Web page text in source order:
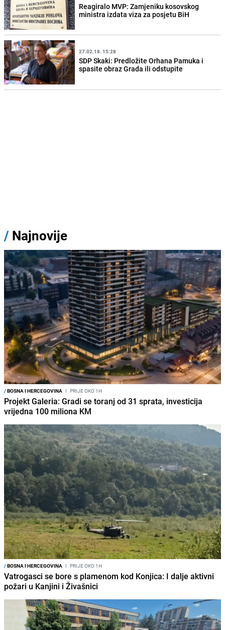
Reagiralo MVP: Zamjeniku kosovskog
ministra izdata viza za posjetu BiH
27.02.18. 15:28
SDP Skaki: Predložite Orhana Pamuka i
spasite obraz Grada ili odstupite
/ Najnovije
/BOSNA I HERCEGOVINA I PRIJE OKO 1H
Projekt Galeria: Gradi se toranj od 31 sprata, investicija
vrijedna 100 miliona KM
/BOSNA I HERCEGOVINA I PRIJE OKO 1H
Vatrogasci se bore s plamenom kod Konjica: I dalje aktivni
požari u Kanjini i Živašnici